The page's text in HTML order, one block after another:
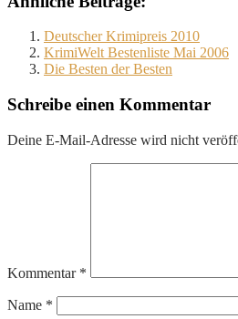
Deutscher Krimipreis 2010
KrimiWelt Bestenliste Mai 2006
Die Besten der Besten
Schreibe einen Kommentar
Deine E-Mail-Adresse wird nicht
Kommentar *
Name *